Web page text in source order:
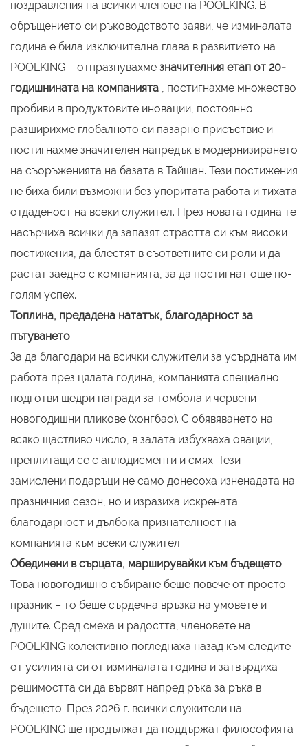
поздравления на всички членове на POOLKING. В
обръщението си ръководството заяви, че изминалата
година е била изключителна глава в развитието на
POOLKING – отпразнувахме значителния етап от 20-
годишнината на компанията , постигнахме множество
пробиви в продуктовите иновации, постоянно
разширихме глобалното си пазарно присъствие и
постигнахме значителен напредък в модернизирането
на съоръженията на базата в Тайшан. Тези постижения
не биха били възможни без упоритата работа и тихата
отдаденост на всеки служител. През новата година те
насърчиха всички да запазят страстта си към високи
постижения, да блестят в съответните си роли и да
растат заедно с компанията, за да постигнат още по-
голям успех.
Топлина, предадена нататък, благодарност за
пътуването
За да благодари на всички служители за усърдната им
работа през цялата година, компанията специално
подготви щедри награди за томбола и червени
новогодишни пликове (хонгбао). С обявяването на
всяко щастливо число, в залата избухваха овации,
преплитащи се с аплодисменти и смях. Тези
замислени подаръци не само донесоха изненадата на
празничния сезон, но и изразиха искрената
благодарност и дълбока признателност на
компанията към всеки служител.
Обединени в сърцата, марширувайки към бъдещето
Това новогодишно събиране беше повече от просто
празник – то беше сърдечна връзка на умовете и
душите. Сред смеха и радостта, членовете на
POOLKING колективно погледнаха назад към следите
от усилията си от изминалата година и затвърдиха
решимостта си да вървят напред ръка за ръка в
бъдещето. През 2026 г. всички служители на
POOLKING ще продължат да поддържат философията